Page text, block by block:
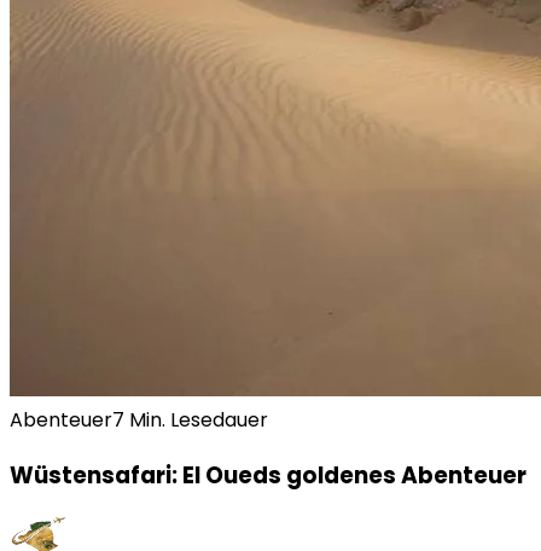
Abenteuer7 Min. Lesedauer
Wüstensafari: El Oueds goldenes Abenteuer